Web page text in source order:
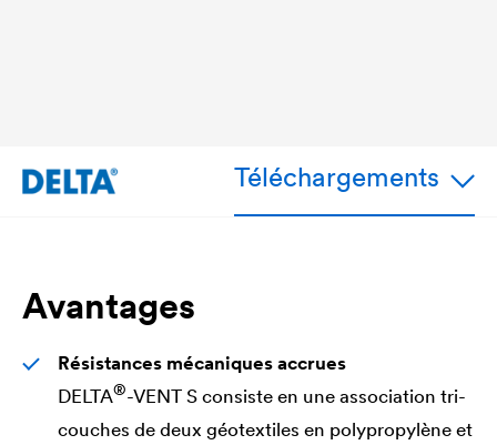
Téléchargements
Avantages
Résistances mécaniques accrues
DELTA®-VENT S consiste en une association tri-
couches de deux géotextiles en polypropylène et